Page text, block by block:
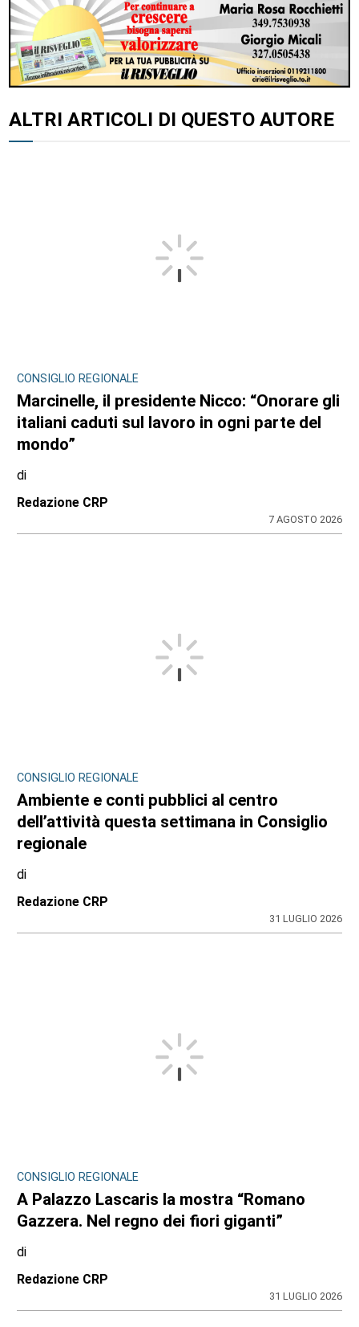
ALTRI ARTICOLI DI QUESTO AUTORE
CONSIGLIO REGIONALE
Marcinelle, il presidente Nicco: “Onorare gli
italiani caduti sul lavoro in ogni parte del
mondo”
di
Redazione CRP
7 AGOSTO 2026
CONSIGLIO REGIONALE
Ambiente e conti pubblici al centro
dell’attività questa settimana in Consiglio
regionale
di
Redazione CRP
31 LUGLIO 2026
CONSIGLIO REGIONALE
A Palazzo Lascaris la mostra “Romano
Gazzera. Nel regno dei fiori giganti”
di
Redazione CRP
31 LUGLIO 2026